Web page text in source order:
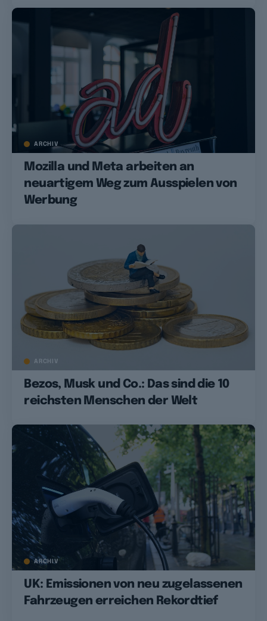
ARCHIV
Mozilla und Meta arbeiten an
neuartigem Weg zum Ausspielen von
Werbung
ARCHIV
Bezos, Musk und Co.: Das sind die 10
reichsten Menschen der Welt
ARCHIV
UK: Emissionen von neu zugelassenen
Fahrzeugen erreichen Rekordtief